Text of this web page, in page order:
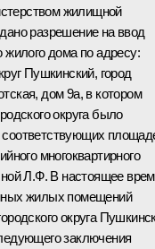
жилищной
разрешение на ввод
жилого дома по адресу:
Пушкинский, город
дом 9а, в котором
округа было
многоквартирного
Л.Ф. В настоящее
жилых помещений
округа
заключения